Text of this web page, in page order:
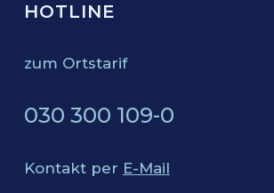
HOTLINE
zum Ortstarif
030 300 109-0
Kontakt per E-Mail